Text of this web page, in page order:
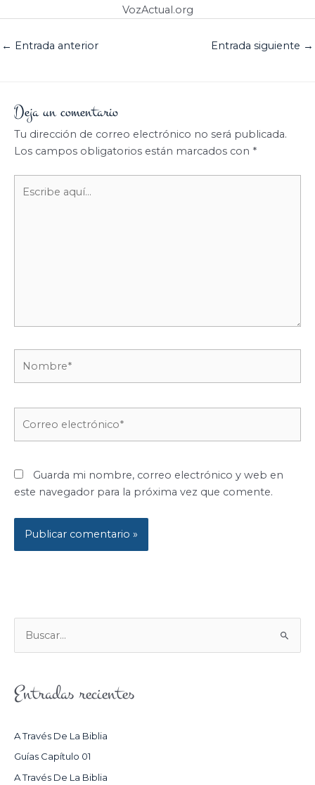
VozActual.org
← Entrada anterior Entrada siguiente →
Deja un comentario
Tu dirección de correo electrónico no será publicada.
Los campos obligatorios están marcados con *
aquí...
Guarda mi nombre, correo electrónico y web en
este navegador para la próxima vez que comente.
U
C
Entradas recientes
A Través De La Biblia
Guías Capítulo 01
A Través De La Biblia